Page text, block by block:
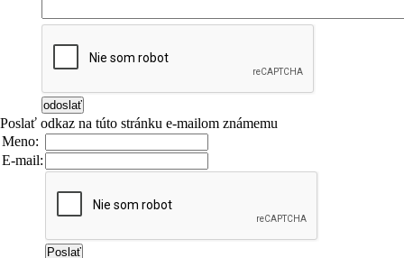
Poslať odkaz na túto stránku e-mailom známemu
Meno:
E-mail: